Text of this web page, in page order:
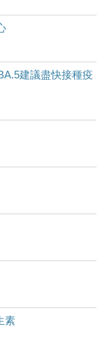
建議盡快接種疫
素